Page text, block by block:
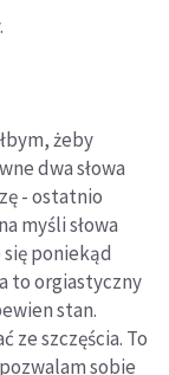
żeby
dwa słowa
- ostatnio
myśli słowa
poniekąd
to orgiastyczny
stan.
ze szczęścia. To
sobie